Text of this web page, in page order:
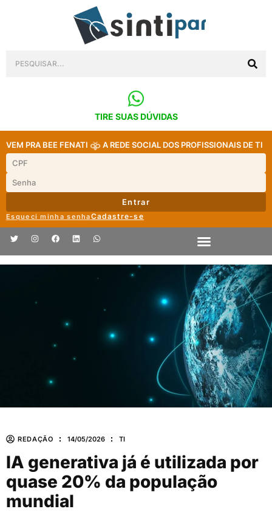
TIRE SUAS DÚVIDAS
VEM PRA BEE FENATI A REDE SOCIAL DOS PROFISSIONAIS DE TI
Entrar
Esqueci minha senhaCadastre-se
REDAÇÃO 14/05/2026 TI
IA generativa já é utilizada por
quase 20% da população
mundial